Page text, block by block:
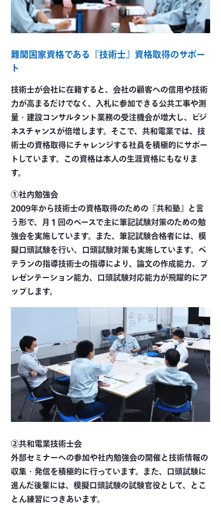
難関国家資格である『技術士』資格取得のサポー
ト
技術士が会社に在籍すると、会社の顧客への信用や技術
力が高まるだけでなく、入札に参加できる公共工事や測
量・建設コンサルタント業務の受注機会が増大し、ビジ
ネスチャンスが倍増します。そこで、共和電業では、技
術士の資格取得にチャレンジする社員を積極的にサポー
トしています。この資格は本人の生涯資格にもなりま
す。
①社内勉強会
2009年から技術士の資格取得のための『共和塾』と言
う形で、月１回のペースで主に筆記試験対策のための勉
強会を実施しています。また、筆記試験合格者には、模
擬口頭試験を行い、口頭試験対策も実施しています。ベ
テランの指導技術士の指導により、論文の作成能力、プ
レゼンテーション能力、口頭試験対応能力が飛躍的にア
ップします。
②共和電業技術士会
外部セミナーへの参加や社内勉強会の開催と技術情報の
収集・発信を積極的に行っています。また、口頭試験に
進んだ後輩には、模擬口頭試験の試験官役として、とこ
とん練習につきあいます。